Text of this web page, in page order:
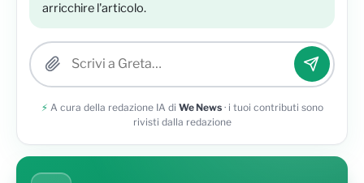
arricchire l'articolo.
Allega una foto
⚡ A cura della redazione IA di We News· i tuoi contributi sono
rivisti dalla redazione